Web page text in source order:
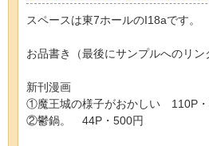
スペースは東7ホールのI18aです。
お品書き（最後にサンプルへのリン
新刊漫画
①魔王城の様子がおかしい 110P
②鬱鍋。 44P・500円